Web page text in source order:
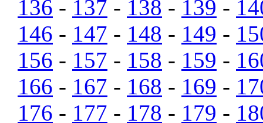
136 - 137 - 138 - 139 -
146 - 147 - 148 - 149 -
156 - 157 - 158 - 159 -
166 - 167 - 168 - 169 -
176 - 177 - 178 - 179 -